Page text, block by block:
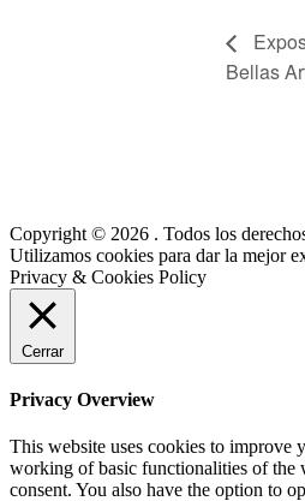
Bellas
Copyright © 2026 . Todos los
Utilizamos cookies para dar la mejor
Privacy & Cookies Policy
Cerrar
Privacy Overview
This website uses cookies to improve
working of basic functionalities of the
consent. You also have the option to